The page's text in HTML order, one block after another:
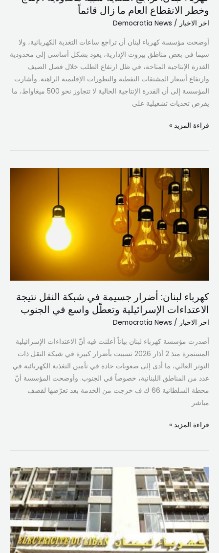
وخطر الانقطاع العام ما زال قائماً
اخر الاخبار /
Democratia News
أوضحت مؤسسة كهرباء لبنان أن تراجع ساعات التغذية الكهربائية، ولا
سيما في بعض مناطق بيروت الإدارية، يعود بشكل أساسي إلى محدودية
القدرة الإنتاجية المتاحة، في ظل ارتفاع الطلب خلال فصل الصيف
وارتفاع أسعار المشتقات النفطية والتطورات الإقليمية الراهنة. وأشارت
المؤسسة إلى أن القدرة الإنتاجية الحالية لا تتجاوز نحو 500 ميغاواط، ما
يفرض تحديات تشغيلية على
زال
قائماً
قراءة المزيد »
كهرباء لبنان: أضرار جسيمة في شبكة النقل نتيجة
الاعتداءات الإسرائيلية وتعطّل واسع في الجنوب
اخر الاخبار /
Democratia News
أصدرت مؤسسة كهرباء لبنان بياناً أعلنت فيه أنّ الاعتداءات الإسرائيلية
المستمرة منذ 2 آذار 2026 تسببت بأضرار كبيرة في شبكة النقل ذات
التوتر العالي، ما أدى إلى صعوبات حادة في تأمين التغذية الكهربائية في
عدد من المناطق اللبنانية، خصوصاً في الجنوب. وأوضحت المؤسسة أنّ
محطة السلطانية 66 ك.ف خرجت من الخدمة بعد تعرّضها لقصف
مباشر
أضرار
جسيمة
في
شبكة
النقل
الإسرائيلية
وتعطّل
واسع
في
قراءة المزيد »
كهرباء
لبنان:
أعطال
في
خطوط
التوتر
العالي